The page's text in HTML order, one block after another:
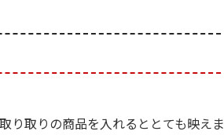
り取りの商品を入れるととても映えま